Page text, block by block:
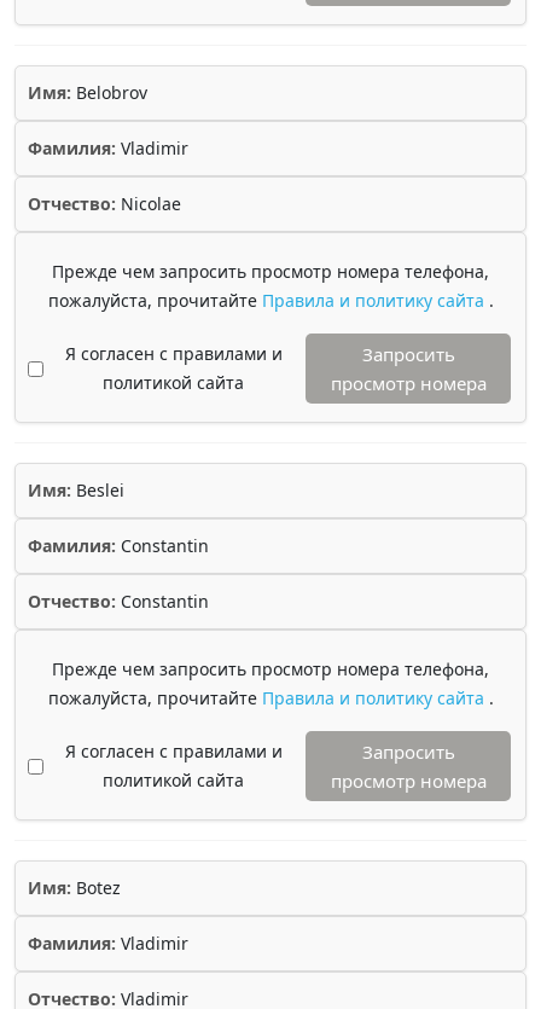
Имя: Belobrov
Фамилия: Vladimir
Отчество: Nicolae
Прежде чем запросить просмотр номера телефона,
пожалуйста, прочитайте Правила и политику сайта .
Я согласен с правилами и
политикой сайта
Запросить
просмотр номера
Имя: Beslei
Фамилия: Constantin
Отчество: Constantin
Прежде чем запросить просмотр номера телефона,
пожалуйста, прочитайте Правила и политику сайта .
Я согласен с правилами и
политикой сайта
Запросить
просмотр номера
Имя: Botez
Фамилия: Vladimir
Отчество: Vladimir